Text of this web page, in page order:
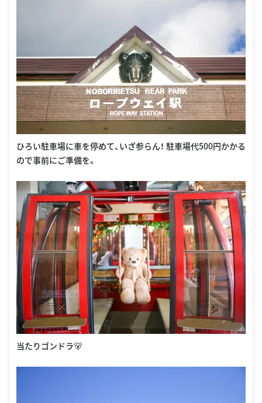
ひろい駐車場に車を停めて、いざ参らん！ 駐車場代500円かかる
ので事前にご準備を。
当たりゴンドラ🐻